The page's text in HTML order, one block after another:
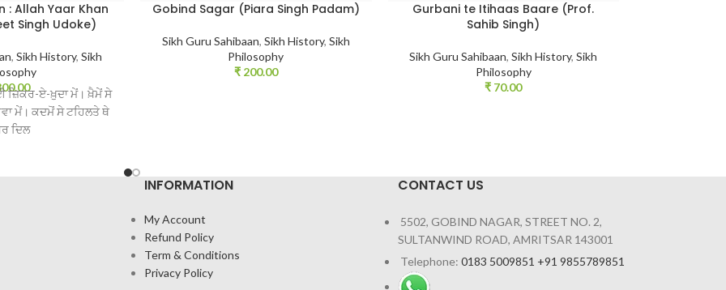
: Allah Yaar Khan
Singh Udoke)
,Sikh History,Sikh
ਜ਼ਿਕਰ-ਏ-ਖ਼ੁਦਾ ਮੇਂ। ਖ਼ੈਮੇਂ ਸੇ
ਮੇਂ। ਕਦਮੋਂ ਸੇ ਟਹਿਲਤੇ ਥੇ
ਦਿਲ
Gobind Sagar (Piara Singh Padam)
Sikh Guru Sahibaan, Sikh History, Sikh
Philosophy
₹200.00
Gurbani te Itihaas Baare (Prof.
Sahib Singh)
Sikh Guru Sahibaan,Sikh History,Sikh
Philosophy
₹ 70.00
INFORMATION
My Account
Refund Policy
Term & Conditions
Privacy Policy
CONTACT US
5502, GOBIND NAGAR, STREET NO. 2,
SULTANWIND ROAD, AMRITSAR 143001
Telephone: 0183 5009851 +91 9855789851